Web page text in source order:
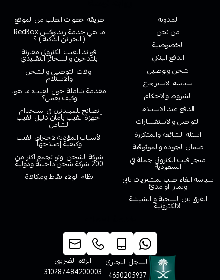
المدونة
من نحن
الخصوصية
الدفع البنكي
شحن وتوصيل
سياسة الاسترجاع
الشروط والاحكام
الدفع عند الاستلام
التواصل والاستفسارات
اسئلة الشائعة والمتكررة
ضمان الجودة والموثوقية
متجر فيب الكتروني جملة في
السعودية
سياسة الغاء طلب لمشتريات تابي
وتمارا او مدئ
الفرق بين السحبة و الشيشة
الالكترونية
طريقة خطوات الطلب من الموقع
ما هي خدمة ريدبوكس RedBox
( الخزائن الذكية ) ؟
فوائد الفيب الكتروني مقارنة
بلتدخين والسجائر التقليدي
اوقات التوصيل والشحن
والاستلام
مقدمة شاملة حول الفيب: ما هو،
وكيف يعمل؟
نصائح للمبتدئين في استخدام
أجهزة الفيب بأمان دليل الفيب
الشامل
الأسباب المؤدية لاحتراق الفيب
وكيفية إصلاحها
شركة الشحن اوتو تجمع اكثر من
200 شركة شحن داخلية ودولية
نظام الولاء نقاط ومكافاة
السجل التجاري
4650205937
الرقم الضريبي
310287484200003